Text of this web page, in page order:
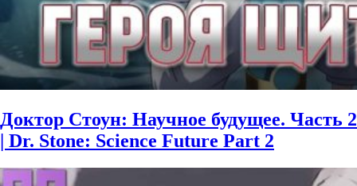
Доктор Стоун: Научное будущее. Часть 2
| Dr. Stone: Science Future Part 2